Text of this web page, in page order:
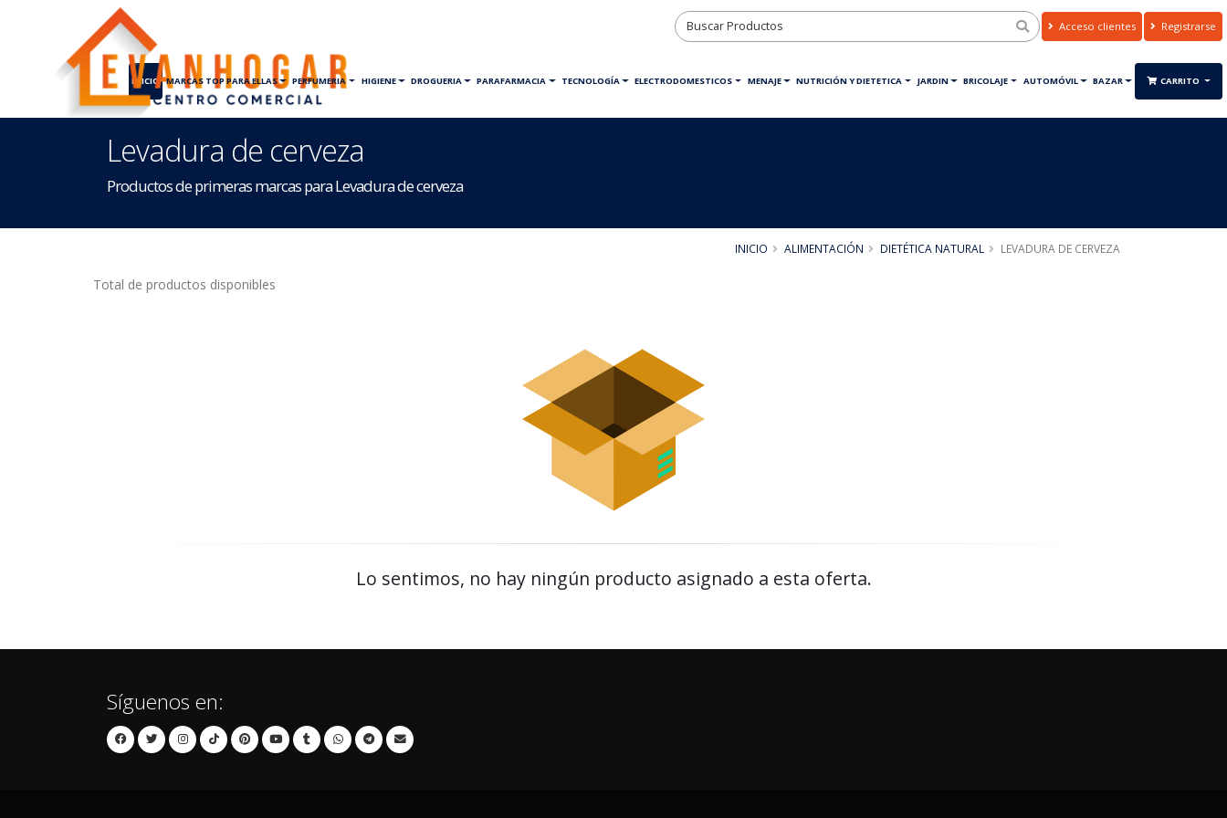
Acceso clientes Registrarse
INICIO MARCAS TOP PARA ELLAS PERFUMERIA HIGIENE DROGUERIA PARAFARMACIA TECNOLOGÍA ELECTRODOMESTICOS MENAJE NUTRICIÓN Y DIETETICA JARDIN BRICOLAJE AUTOMÓVIL BAZAR CARRITO
Levadura de cerveza
Productos de primeras marcas para Levadura de cerveza
INICIO ALIMENTACIÓN DIETÉTICA NATURAL LEVADURA DE CERVEZA
Total de productos disponibles
Lo sentimos, no hay ningún producto asignado a esta oferta.
Síguenos en: